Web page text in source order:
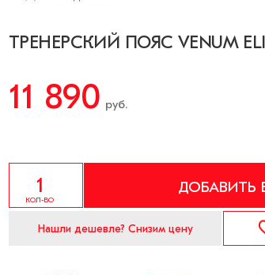
ТРЕНЕРСКИЙ ПОЯС VENUM
11 890 руб.
КОЛ-ВО
ДОБАВИТЬ
Нашли дешевле? Снизим цену